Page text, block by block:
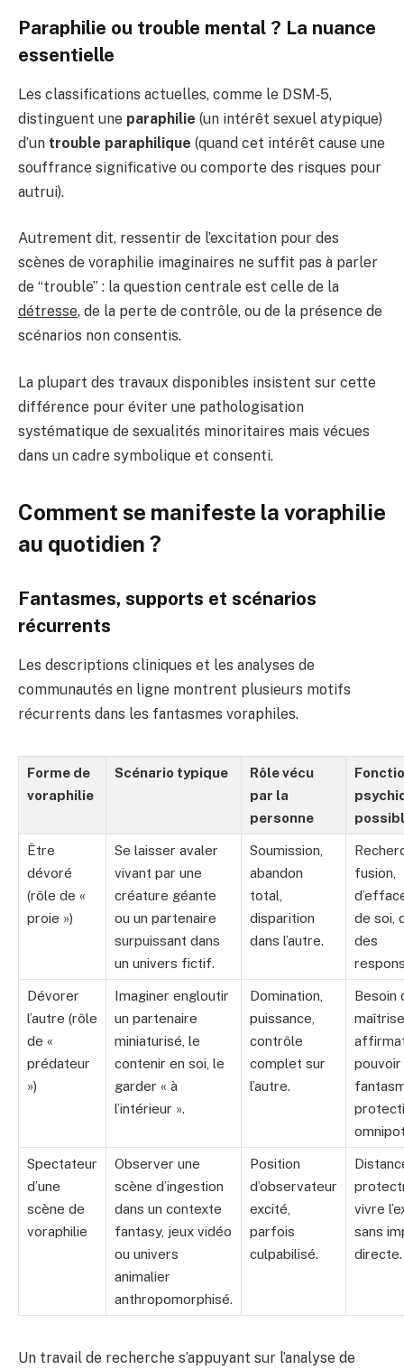
Paraphilie ou trouble mental ? La nuance
essentielle
Les classifications actuelles, comme le DSM‑5,
distinguent une paraphilie (un intérêt sexuel atypique)
d’un trouble paraphilique (quand cet intérêt cause une
souffrance significative ou comporte des risques pour
autrui).
Autrement dit, ressentir de l’excitation pour des
scènes de voraphilie imaginaires ne suffit pas à parler
de “trouble” : la question centrale est celle de la
détresse, de la perte de contrôle, ou de la présence de
scénarios non consentis.
La plupart des travaux disponibles insistent sur cette
différence pour éviter une pathologisation
systématique de sexualités minoritaires mais vécues
dans un cadre symbolique et consenti.
Comment se manifeste la voraphilie
au quotidien ?
Fantasmes, supports et scénarios
récurrents
Les descriptions cliniques et les analyses de
communautés en ligne montrent plusieurs motifs
récurrents dans les fantasmes voraphiles.
Forme de
voraphilie
Scénario typique
Rôle vécu
par la
personne
Être
dévoré
(rôle de «
proie »)
Se laisser avaler
vivant par une
créature géante
ou un partenaire
surpuissant dans
un univers fictif.
Soumission,
abandon
total,
disparition
dans l’autre.
fusion,
de soi,
des
Dévorer
l’autre (rôle
de «
prédateur
»)
Imaginer engloutir
un partenaire
miniaturisé, le
contenir en soi, le
garder « à
l’intérieur ».
Domination,
puissance,
contrôle
complet sur
l’autre.
Besoin
pouvoir
Spectateur
d’une
scène de
voraphilie
Observer une
scène d’ingestion
dans un contexte
fantasy, jeux vidéo
ou univers
animalier
anthropomorphisé.
Position
d’observateur
excité,
parfois
culpabilisé.
vivre
sans
directe.
Un travail de recherche s’appuyant sur l’analyse de